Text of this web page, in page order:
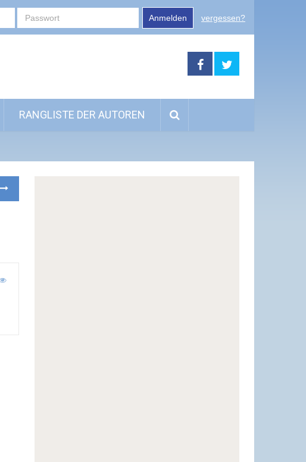
Anmelden vergessen?
RANGLISTE DER AUTOREN